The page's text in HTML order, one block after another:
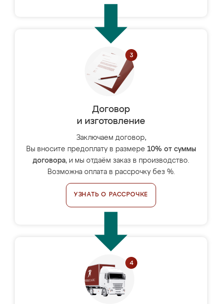
Договор
и изготовление
Заключаем договор,
Вы вносите предоплату в размере 10% от суммы
договора, и мы отдаём заказ в производство.
Возможна оплата в рассрочку без %.
УЗНАТЬ О РАССРОЧКЕ